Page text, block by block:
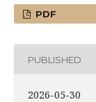
PDF
PUBLISHED
2026-05-30